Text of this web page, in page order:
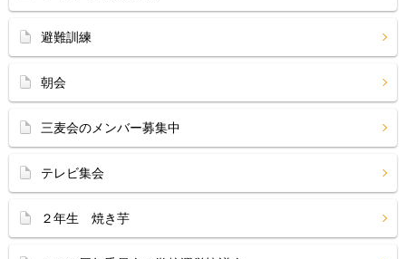
避難訓練
朝会
三麦会のメンバー募集中
テレビ集会
２年生 焼き芋